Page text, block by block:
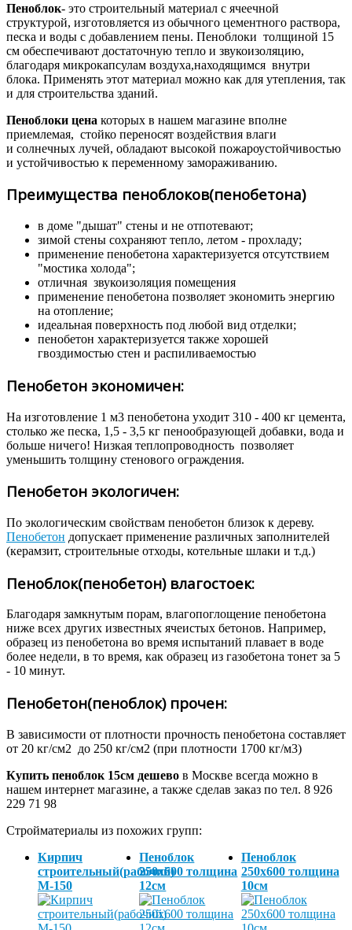
Пеноблок- это строительный материал с ячеечной
структурой, изготовляется из обычного цементного раствора,
песка и воды с добавлением пены. Пеноблоки толщиной 15
см обеспечивают достаточную тепло и звукоизоляцию,
благодаря микрокапсулам воздуха,находящимся внутри
блока. Применять этот материал можно как для утепления, так
и для строительства зданий.
Пеноблоки цена которых в нашем магазине вполне
приемлемая, стойко переносят воздействия влаги
и солнечных лучей, обладают высокой пожароустойчивостью
и устойчивостью к переменному замораживанию.
Преимущества пеноблоков(пенобетона)
в доме "дышат" стены и не отпотевают;
зимой стены сохраняют тепло, летом - прохладу;
применение пенобетона характеризуется отсутствием
"мостика холода";
отличная звукоизоляция помещения
применение пенобетона позволяет экономить энергию
на отопление;
идеальная поверхность под любой вид отделки;
пенобетон характеризуется также хорошей
гвоздимостью стен и распиливаемостью
Пенобетон экономичен:
На изготовление 1 м3 пенобетона уходит 310 - 400 кг цемента,
столько же песка, 1,5 - 3,5 кг пенообразующей добавки, вода и
больше ничего! Низкая теплопроводность позволяет
уменьшить толщину стенового ограждения.
Пенобетон экологичен:
По экологическим свойствам пенобетон близок к дереву.
Пенобетон допускает применение различных заполнителей
(керамзит, строительные отходы, котельные шлаки и т.д.)
Пеноблок(пенобетон) влагостоек:
Благодаря замкнутым порам, влагопоглощение пенобетона
ниже всех других известных ячеистых бетонов. Например,
образец из пенобетона во время испытаний плавает в воде
более недели, в то время, как образец из газобетона тонет за 5
- 10 минут.
Пенобетон(пеноблок) прочен:
В зависимости от плотности прочность пенобетона составляет
от 20 кг/см2 до 250 кг/см2 (при плотности 1700 кг/м3)
Купить пеноблок 15см дешево в Москве всегда можно в
нашем интернет магазине, а также сделав заказ по тел. 8 926
229 71 98
Стройматериалы из похожих групп:
Кирпич
строительный(рабочий)
М-150
Пеноблок
250х600 толщина
12см
Пеноблок
250х600 толщина
10см